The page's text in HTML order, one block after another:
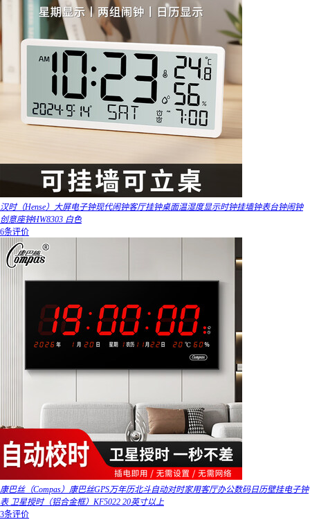
汉时（Hense）大屏电子钟现代闹钟客厅挂钟桌面温湿度显示时钟挂墙钟表台钟闹钟
创意座钟HW8303 白色
6条评价
康巴丝（Compas）康巴丝GPS万年历北斗自动对时家用客厅办公数码日历壁挂电子钟
表 卫星授时（铝合金框）KF5022 20英寸以上
3条评价